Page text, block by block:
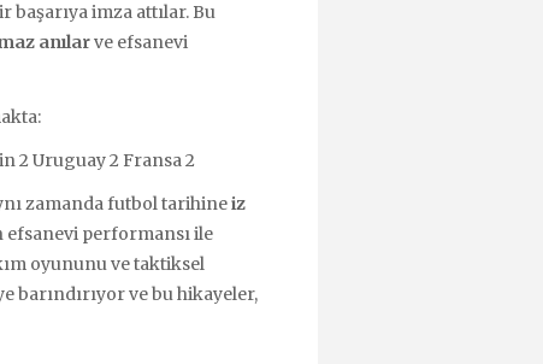
başarıya imza attılar. Bu
anılarve efsanevi
2 Uruguay 2 Fransa 2
zamanda futbol tarihineiz
efsanevi performansı ile
oyununu ve taktiksel
barındırıyor ve bu hikayeler,